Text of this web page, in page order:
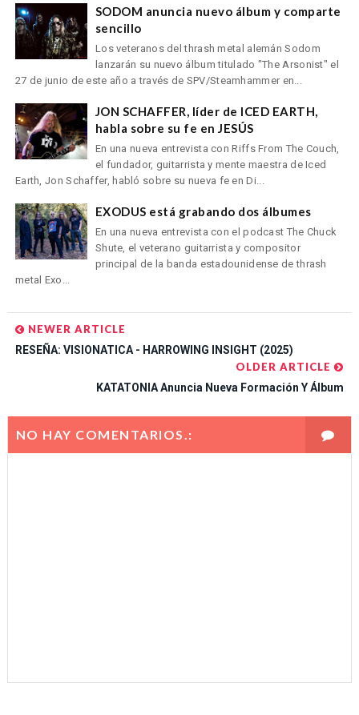
SODOM anuncia nuevo álbum y comparte
sencillo
Los veteranos del thrash metal alemán Sodom
lanzarán su nuevo álbum titulado "The Arsonist" el
27 de junio de este año a través de SPV/Steamhammer en...
JON SCHAFFER, líder de ICED EARTH,
habla sobre su fe en JESÚS
En una nueva entrevista con Riffs From The Couch,
el fundador, guitarrista y mente maestra de Iced
Earth, Jon Schaffer, habló sobre su nueva fe en Di...
EXODUS está grabando dos álbumes
En una nueva entrevista con el podcast The Chuck
Shute, el veterano guitarrista y compositor
principal de la banda estadounidense de thrash
metal Exo...
NEWER ARTICLE
RESEÑA: VISIONATICA - HARROWING INSIGHT (2025)
OLDER ARTICLE
KATATONIA Anuncia Nueva Formación Y Álbum
NO HAY COMENTARIOS.: